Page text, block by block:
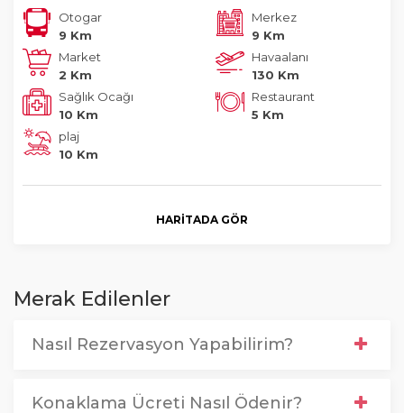
Otogar
9 Km
Merkez
9 Km
Market
2 Km
Havaalanı
130 Km
Sağlık Ocağı
10 Km
Restaurant
5 Km
plaj
10 Km
HARITADA GÖR
Merak Edilenler
Nasıl Rezervasyon Yapabilirim?
Konaklama Ücreti Nasıl Ödenir?